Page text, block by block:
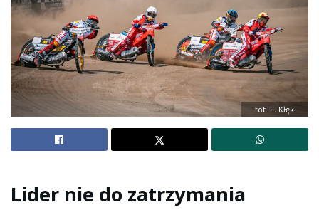
fot. F. Kłęk
Lider nie do zatrzymania